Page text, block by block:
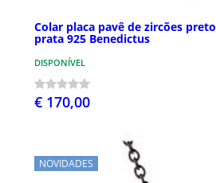
Colar placa pavê de zircões
prata 925 Benedictus
DISPONÍVEL
€ 170,00
NOVIDADES